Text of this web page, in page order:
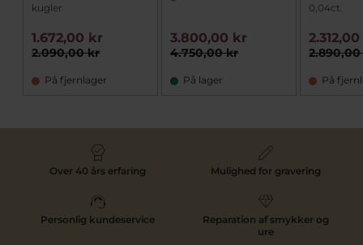
kugler
2.090,00 kr
1.672,00 kr
På fjernlager
4.750,00 kr
3.800,00 kr
På lager
0,04ct.
På
Over 40 års erfaring Mulighed for gravering
Personlig kundeservice
Reparation af smykker og
ure